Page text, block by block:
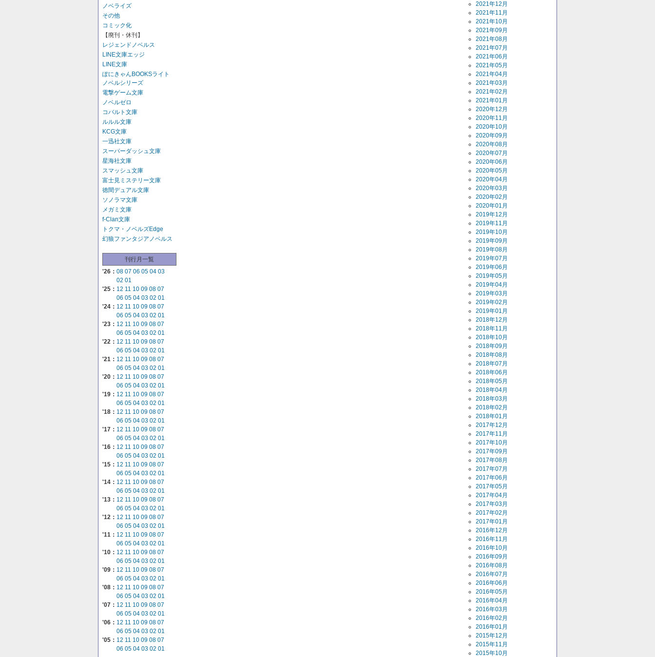
ノベライズ
その他
コミック化
【廃刊・休刊】
レジェンドノベルス
LINE文庫エッジ
LINE文庫
ぽにきゃんBOOKSライト
ノベルシリーズ
電撃ゲーム文庫
ノベルゼロ
コバルト文庫
ルルル文庫
KCG文庫
一迅社文庫
スーパーダッシュ文庫
星海社文庫
スマッシュ文庫
富士見ミステリー文庫
徳間デュアル文庫
ソノラマ文庫
メガミ文庫
f-Clan文庫
トクマ・ノベルズEdge
幻狼ファンタジアノベルス
刊行月一覧
'26： 08 07 06 05 04 03
02 01
'25： 12 11 10 09 08 07
06 05 04 03 02 01
'24： 12 11 10 09 08 07
06 05 04 03 02 01
'23： 12 11 10 09 08 07
06 05 04 03 02 01
'22： 12 11 10 09 08 07
06 05 04 03 02 01
'21： 12 11 10 09 08 07
06 05 04 03 02 01
'20： 12 11 10 09 08 07
06 05 04 03 02 01
'19： 12 11 10 09 08 07
06 05 04 03 02 01
'18： 12 11 10 09 08 07
06 05 04 03 02 01
'17： 12 11 10 09 08 07
06 05 04 03 02 01
'16： 12 11 10 09 08 07
06 05 04 03 02 01
'15： 12 11 10 09 08 07
06 05 04 03 02 01
'14： 12 11 10 09 08 07
06 05 04 03 02 01
'13： 12 11 10 09 08 07
06 05 04 03 02 01
'12： 12 11 10 09 08 07
06 05 04 03 02 01
'11： 12 11 10 09 08 07
06 05 04 03 02 01
'10： 12 11 10 09 08 07
06 05 04 03 02 01
'09： 12 11 10 09 08 07
06 05 04 03 02 01
'08： 12 11 10 09 08 07
06 05 04 03 02 01
'07： 12 11 10 09 08 07
06 05 04 03 02 01
'06： 12 11 10 09 08 07
06 05 04 03 02 01
'05： 12 11 10 09 08 07
06 05 04 03 02 01
2021年12月
2021年11月
2021年10月
2021年09月
2021年08月
2021年07月
2021年06月
2021年05月
2021年04月
2021年03月
2021年02月
2021年01月
2020年12月
2020年11月
2020年10月
2020年09月
2020年08月
2020年07月
2020年06月
2020年05月
2020年04月
2020年03月
2020年02月
2020年01月
2019年12月
2019年11月
2019年10月
2019年09月
2019年08月
2019年07月
2019年06月
2019年05月
2019年04月
2019年03月
2019年02月
2019年01月
2018年12月
2018年11月
2018年10月
2018年09月
2018年08月
2018年07月
2018年06月
2018年05月
2018年04月
2018年03月
2018年02月
2018年01月
2017年12月
2017年11月
2017年10月
2017年09月
2017年08月
2017年07月
2017年06月
2017年05月
2017年04月
2017年03月
2017年02月
2017年01月
2016年12月
2016年11月
2016年10月
2016年09月
2016年08月
2016年07月
2016年06月
2016年05月
2016年04月
2016年03月
2016年02月
2016年01月
2015年12月
2015年11月
2015年10月